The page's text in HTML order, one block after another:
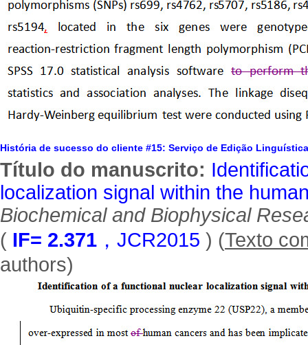
História de sucesso do cliente #15: Serviço de Edição Linguística
Título do manuscrito:
localization signal within the
Biochemical and Biophysical
( IF= 2.371 ，JCR2015 ) (Texto
authors)